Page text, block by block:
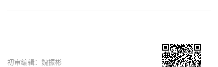
初审编辑：魏振彬